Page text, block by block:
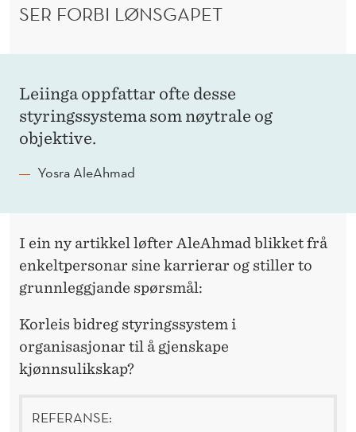
B
SER FORBI LØNSGAPET
Leiinga oppfattar ofte desse
styringssystema som nøytrale og
objektive.
Yosra AleAhmad
I ein ny artikkel løfter AleAhmad blikket frå
enkeltpersonar sine karrierar og stiller to
grunnleggjande spørsmål:
Korleis bidreg styringssystem i
organisasjonar til å gjenskape
kjønnsulikskap?
REFERANSE: